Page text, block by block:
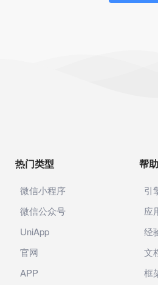
热门类型
微信小程序
微信公众号
UniApp
官网
APP
帮
引
应
经
文
框